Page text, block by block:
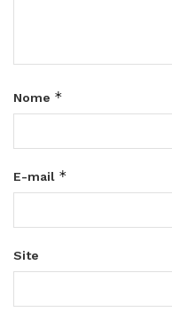
Nome *
E-mail *
Site